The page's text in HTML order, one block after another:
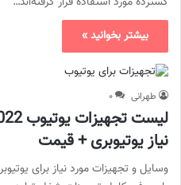
بیشتر بخوانید »
طهرانی ۰
نیاز یوتیوبری + قیمت